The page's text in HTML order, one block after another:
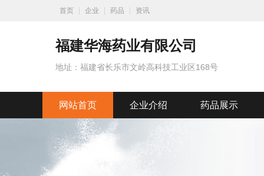
首页 企业 药品 资讯
福建华海药业有限公司
地址：福建省长乐市文岭高科技工业区168号
网站首页 企业介绍 药品展示